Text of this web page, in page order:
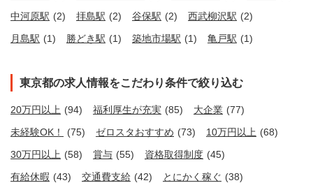
中河原駅 (2) 拝島駅 (2) 谷保駅 (2) 西武柳沢駅 (2)
月島駅 (1) 勝どき駅 (1) 築地市場駅 (1) 亀戸駅 (1)
東京都の求人情報をこだわり条件で絞り込む
20万円以上 (94) 福利厚生が充実 (85) 大企業 (77)
未経験OK！
(75) ゼロスタおすすめ (73) 10万円以上 (68)
30万円以上 (58) 賞与 (55) 資格取得制度 (45)
有給休暇 (43) 交通費支給 (42) とにかく稼ぐ (38)